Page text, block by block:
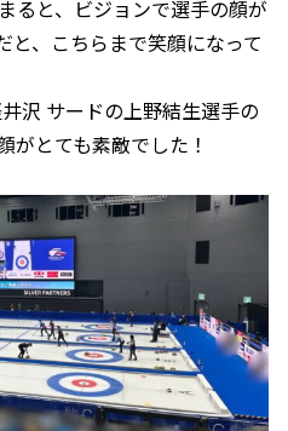
ると、ビジョンで選手の顔が
と、こちらまで笑顔になって
沢 サードの上野結生選手の
がとても素敵でした！